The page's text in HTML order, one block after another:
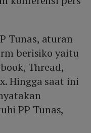
Tunas, aturan
berisiko yaitu
Thread,
Hingga saat ini
PP Tunas,